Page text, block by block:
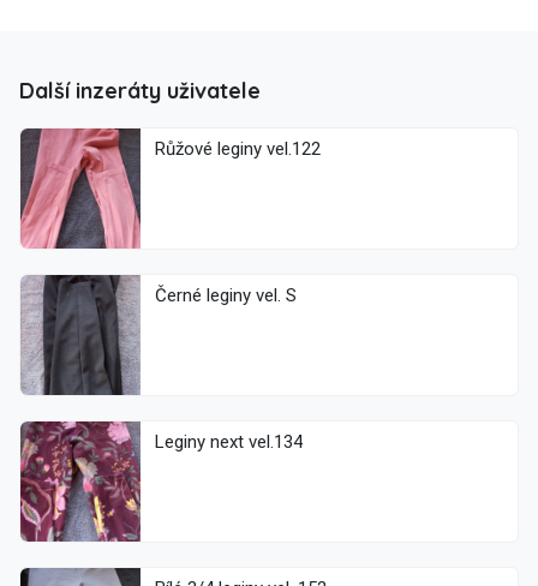
Další inzeráty uživatele
Růžové leginy vel.122
Černé leginy vel. S
Leginy next vel.134